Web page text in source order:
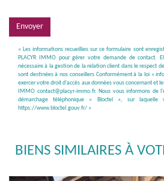
Envoyer
« Les informations recueillies sur ce formulaire sont
PLACYR IMMO pour gérer votre demande de contact.
nécessaire à la gestion de la relation client dans le respect
sont destinées à nos conseillers Conformément à la loi «
exercer votre droit d'accès aux données vous concernant et
IMMO contact@placyr-immo.fr. Nous vous informons de
démarchage téléphonique « Bloctel », sur
https://www.bloctel.gouv.fr/ »
BIENS SIMILAIRES À